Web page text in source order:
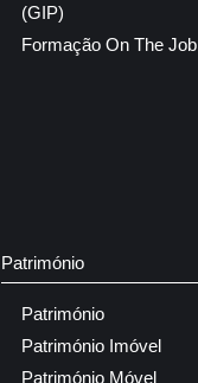
(GIP)
Formação On The Job
Património
Património
Património Imóvel
Património Móvel